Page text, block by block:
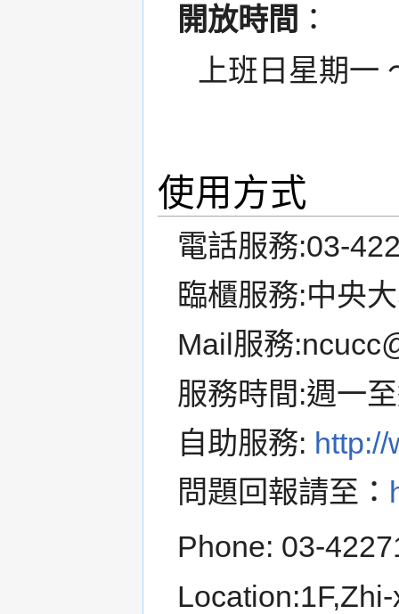
開放時間 ：
上班日星期一
使用方式
電話服務:03-
臨櫃服務:中央
Mail服務
服務時間:週一
自助服務: http://
問題回報請至：
Phone: 03-